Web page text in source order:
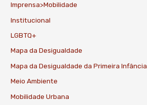
Imprensa>Mobilidade
Institucional
LGBTQ+
Mapa da Desigualdade
Mapa da Desigualdade da Primeira Infância
Meio Ambiente
Mobilidade Urbana